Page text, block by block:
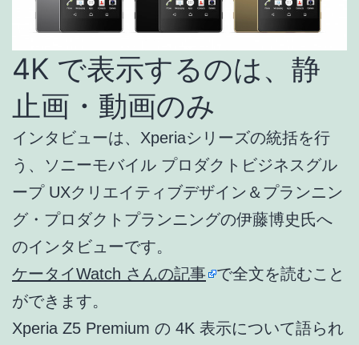
4K で表示するのは、静
止画・動画のみ
インタビューは、Xperiaシリーズの統括を行
う、ソニーモバイル プロダクトビジネスグル
ープ UXクリエイティブデザイン＆プランニン
グ・プロダクトプランニングの伊藤博史氏へ
のインタビューです。
ケータイWatch さんの記事
で全文を読むこと
ができます。
Xperia Z5 Premium の 4K 表示について語られ